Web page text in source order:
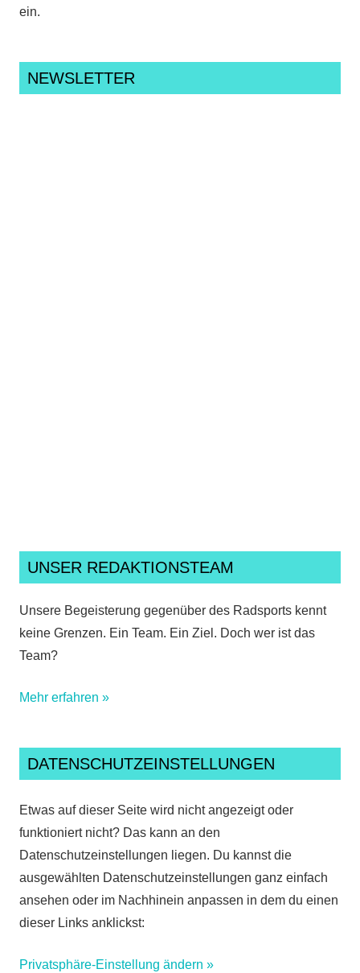
ein.
NEWSLETTER
UNSER REDAKTIONSTEAM
Unsere Begeisterung gegenüber des Radsports kennt
keine Grenzen. Ein Team. Ein Ziel. Doch wer ist das
Team?
Mehr erfahren »
DATENSCHUTZEINSTELLUNGEN
Etwas auf dieser Seite wird nicht angezeigt oder
funktioniert nicht? Das kann an den
Datenschutzeinstellungen liegen. Du kannst die
ausgewählten Datenschutzeinstellungen ganz einfach
ansehen oder im Nachhinein anpassen in dem du einen
dieser Links anklickst:
Privatsphäre-Einstellung ändern »